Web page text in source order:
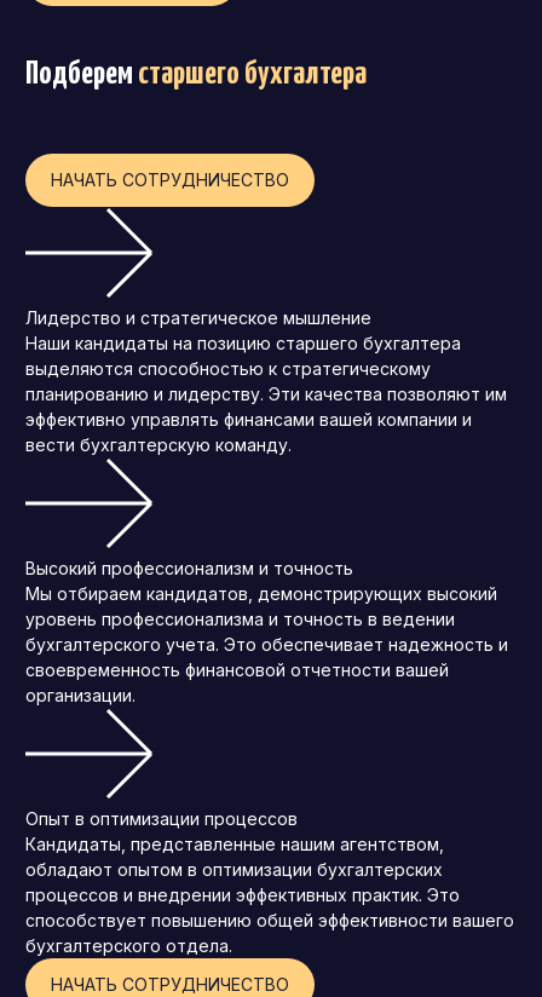
Технический директор (CTO)
Франшиза
Подберем старшего бухгалтера
НАЧАТЬ СОТРУДНИЧЕСТВО
Лидерство и стратегическое мышление
Наши кандидаты на позицию старшего бухгалтера
выделяются способностью к стратегическому
планированию и лидерству. Эти качества позволяют им
эффективно управлять финансами вашей компании и
вести бухгалтерскую команду.
Высокий профессионализм и точность
Мы отбираем кандидатов, демонстрирующих высокий
уровень профессионализма и точность в ведении
бухгалтерского учета. Это обеспечивает надежность и
своевременность финансовой отчетности вашей
организации.
Опыт в оптимизации процессов
Кандидаты, представленные нашим агентством,
обладают опытом в оптимизации бухгалтерских
процессов и внедрении эффективных практик. Это
способствует повышению общей эффективности вашего
бухгалтерского отдела.
НАЧАТЬ СОТРУДНИЧЕСТВО